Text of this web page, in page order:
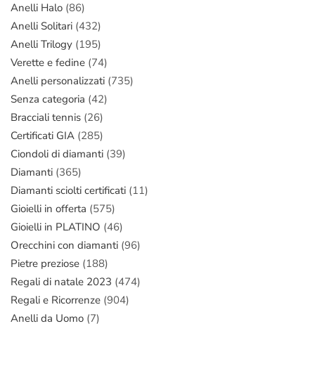
Anelli Halo (86)
Anelli Solitari (432)
Anelli Trilogy (195)
Verette e fedine (74)
Anelli personalizzati (735)
Senza categoria (42)
Bracciali tennis (26)
Certificati GIA (285)
Ciondoli di diamanti (39)
Diamanti (365)
Diamanti sciolti certificati (11)
Gioielli in offerta (575)
Gioielli in PLATINO (46)
Orecchini con diamanti (96)
Pietre preziose (188)
Regali di natale 2023 (474)
Regali e Ricorrenze (904)
Anelli da Uomo (7)